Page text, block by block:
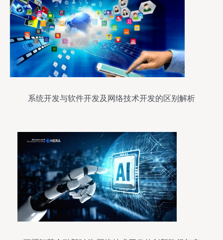
系统开发与软件开发及网络技术开发的区别解析